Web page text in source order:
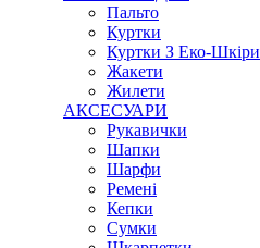
Пальто
Куртки
Куртки З Еко-Шкіри
Жакети
Жилети
АКСЕСУАРИ
Рукавички
Шапки
Шарфи
Ремені
Кепки
Сумки